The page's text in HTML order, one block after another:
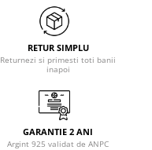
RETUR SIMPLU
Returnezi si primesti toti banii
inapoi
GARANTIE 2 ANI
Argint 925 validat de ANPC